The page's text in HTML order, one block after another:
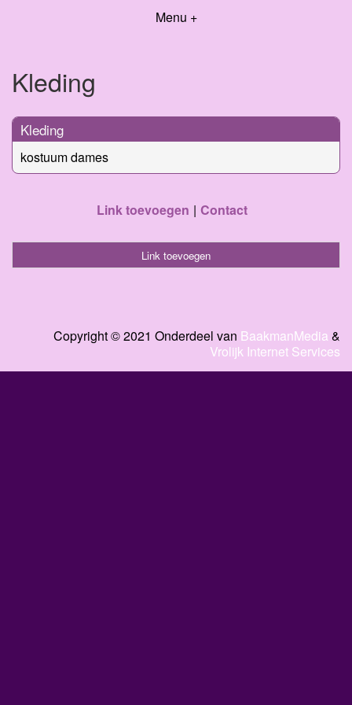
Menu +
Kleding
Kleding
kostuum dames
Link toevoegen Contact
Link toevoegen
Copyright © 2021 Onderdeel van BaakmanMedia &
Vrolijk Internet Services